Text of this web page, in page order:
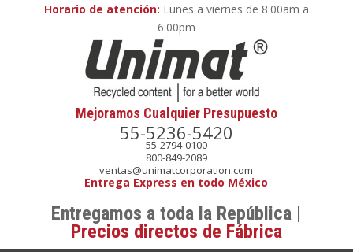
Horario de atención: Lunes a viernes de 8:00am a
6:00pm
Mejoramos Cualquier Presupuesto
55-5236-5420
55-2794-0100
800-849-2089
ventas@unimatcorporation.com
Entrega Express en todo México
Entregamos a toda la República |
Precios directos de Fábrica